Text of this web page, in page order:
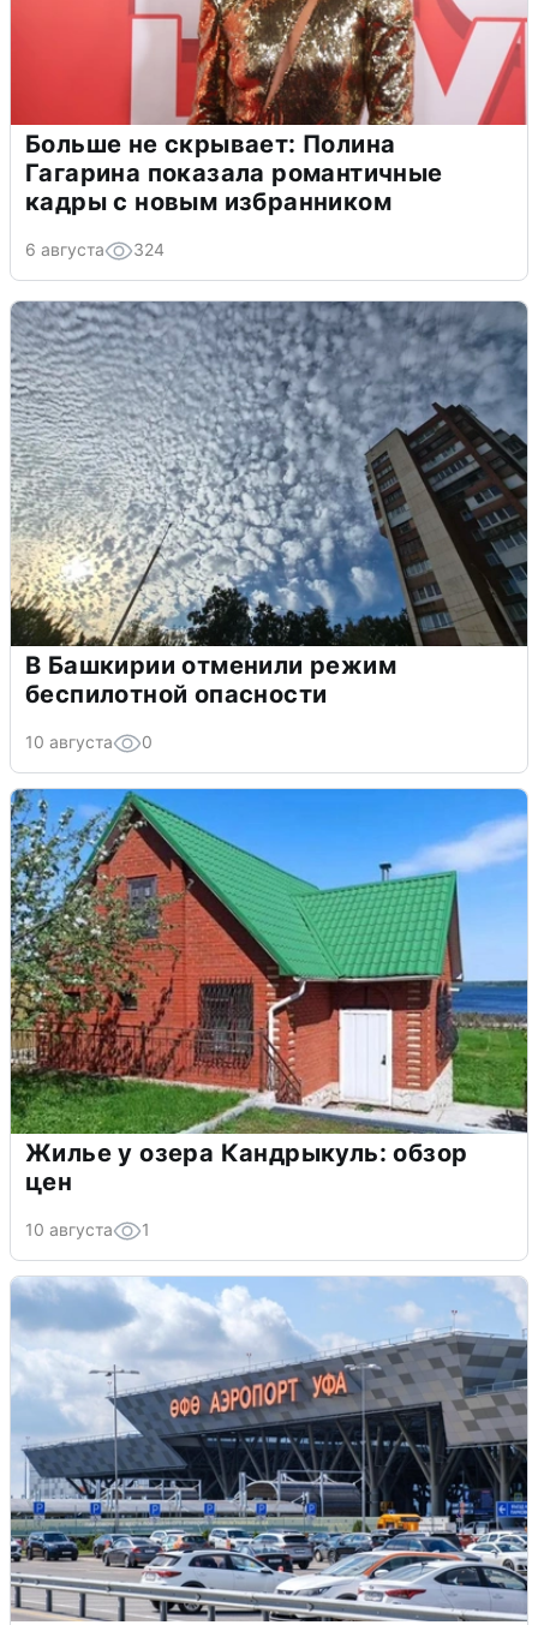
Больше не скрывает: Полина
Гагарина показала романтичные
кадры с новым избранником
6 августа 324
В Башкирии отменили режим
беспилотной опасности
10 августа 0
Жилье у озера Кандрыкуль: обзор
цен
10 августа 1